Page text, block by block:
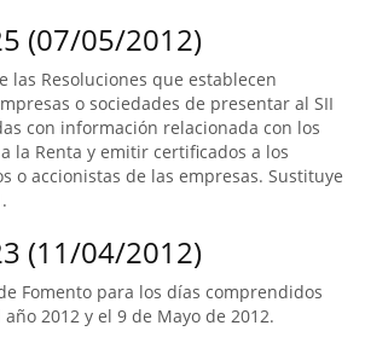
(07/05/2012)
las Resoluciones que establecen
o sociedades de presentar al SII
con información relacionada con los
la Renta y emitir certificados a los
o accionistas de las empresas. Sustituye
(11/04/2012)
Fomento para los días comprendidos
2012 y el 9 de Mayo de 2012.